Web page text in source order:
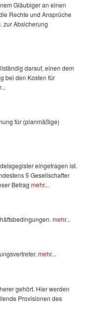
Gläubiger an einen
Rechte und Ansprüche
zur Absicherung
darauf, einen dem
bei den Kosten für
für (planmäßige)
eingetragen ist.
5 Gesellschafter
Betrag mehr...
mehr...
mehr...
gehört. Hier werden
Provisionen des